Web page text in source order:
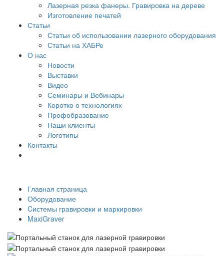
Лазерная резка фанеры. Гравировка на дереве
Изготовление печатей
Статьи
Статьи об использовании лазерного оборудования
Статьи на ХАБРе
О нас
Новости
Выставки
Видео
Семинары и Вебинары
Коротко о технологиях
Профобразование
Наши клиенты
Логотипы
Контакты
Главная страница
Оборудование
Cистемы гравировки и маркировки
MaxiGraver